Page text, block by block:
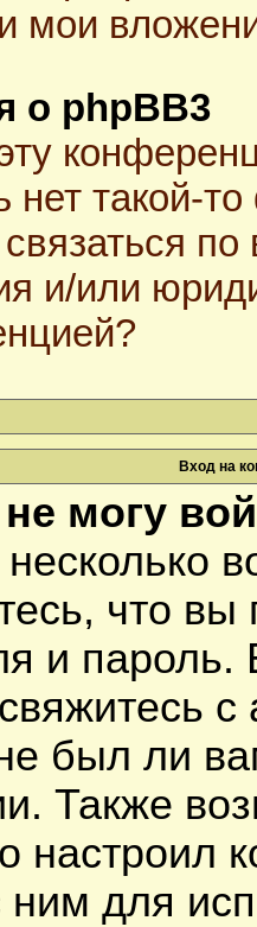
мои
о phpBB3
нет такой-
по
и/или
Вход на
могу
что
и
был ли
Также
настроил
ним для